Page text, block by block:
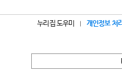
누리집 도우미 개인정보 처